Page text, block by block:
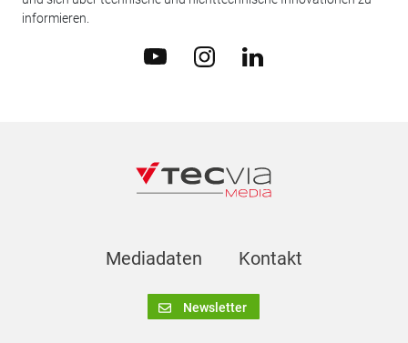
informieren.
Mediadaten Kontakt
Newsletter